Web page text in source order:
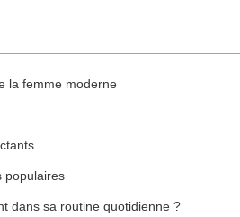
la femme moderne
populaires
dans sa routine quotidienne ?